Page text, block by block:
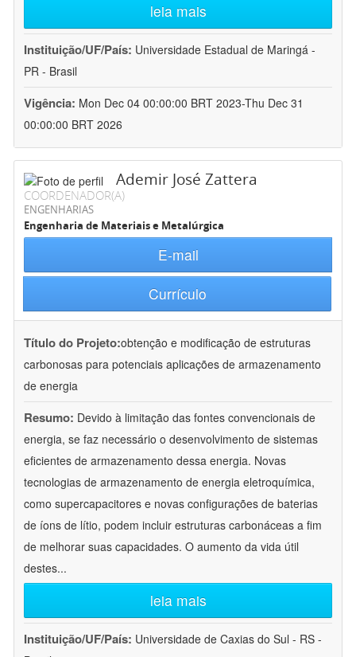
leia mais
Instituição/UF/País: Universidade Estadual de Maringá -
PR - Brasil
Vigência: Mon Dec 04 00:00:00 BRT 2023-Thu Dec 31
00:00:00 BRT 2026
Ademir José Zattera
COORDENADOR(A)
ENGENHARIAS
Engenharia de Materiais e Metalúrgica
E-mail
Currículo
Título do Projeto:obtenção e modificação de estruturas
carbonosas para potenciais aplicações de armazenamento
de energia
Resumo: Devido à limitação das fontes convencionais de
energia, se faz necessário o desenvolvimento de sistemas
eficientes de armazenamento dessa energia. Novas
tecnologias de armazenamento de energia eletroquímica,
como supercapacitores e novas configurações de baterias
de íons de lítio, podem incluir estruturas carbonáceas a fim
de melhorar suas capacidades. O aumento da vida útil
destes...
leia mais
Instituição/UF/País: Universidade de Caxias do Sul - RS -